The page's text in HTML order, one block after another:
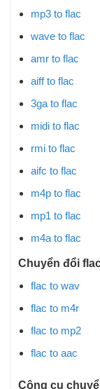
mp3 to flac
wave to flac
amr to flac
aiff to flac
3ga to flac
midi to flac
rmi to flac
aifc to flac
m4p to flac
mp1 to flac
m4a to flac
Chuyển đổi
flac to wav
flac to m4r
flac to mp2
flac to aac
Công cụ